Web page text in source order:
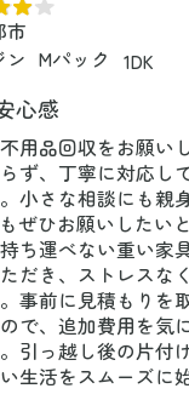
市
ン Mパック 1DK
心感
用品回収をお願い
ず、丁寧に対応し
小さな相談にも親
ぜひお願いしたい
ち運べない重い家
だき、ストレスな
事前に見積もりを
で、追加費用を気
引っ越し後の片付
生活をスムーズに